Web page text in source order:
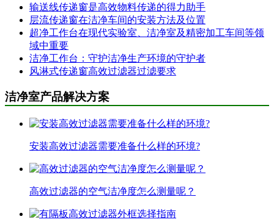
输送线传递窗是高效物料传递的得力助手
层流传递窗在洁净车间的安装方法及位置
超净工作台在现代实验室、洁净室及精密加工车间等领
域中重要
洁净工作台：守护洁净生产环境的守护者
风淋式传递窗高效过滤器过滤要求
洁净室产品解决方案
安装高效过滤器需要准备什么样的环境?
高效过滤器的空气洁净度怎么测量呢？